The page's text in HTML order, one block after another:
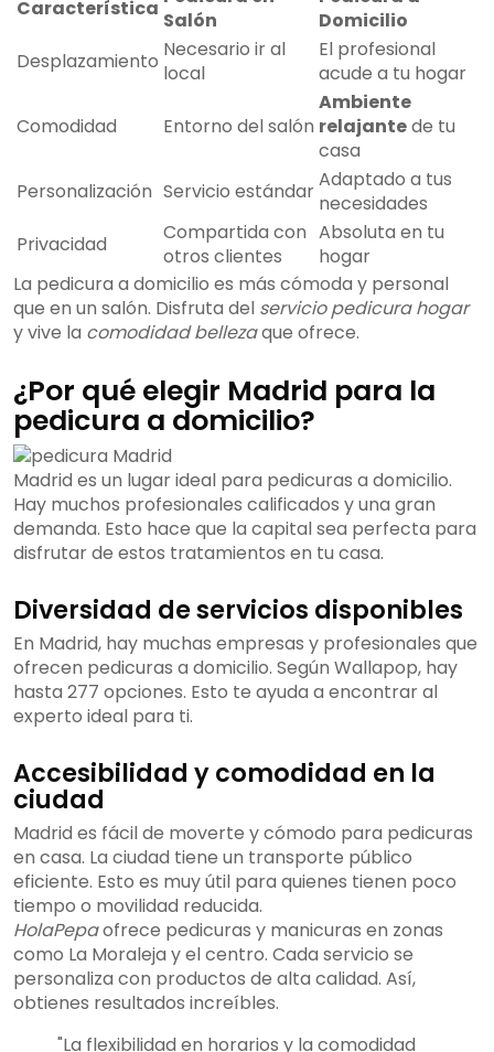
Característica Salón
Domicilio
Desplazamiento Necesario ir al
local
El profesional
acude a tu hogar
Comodidad Entorno del salón
Ambiente
relajantede tu
casa
Personalización Servicio estándarAdaptado a tus
necesidades
Privacidad
Compartida con
otros clientes
Absoluta en tu
hogar
La pedicura a domicilio es más cómoda y personal
que en un salón. Disfruta del servicio pedicura hogar
y vive la comodidad bellezaque ofrece.
¿Por qué elegir Madrid para la
pedicura a domicilio?
Madrid es un lugar ideal para pedicuras a domicilio.
Hay muchos profesionales calificados y una gran
demanda. Esto hace que la capital sea perfecta para
disfrutar de estos tratamientos en tu casa.
Diversidad de servicios disponibles
En Madrid, hay muchas empresas y profesionales que
ofrecen pedicuras a domicilio. Según Wallapop, hay
hasta 277 opciones. Esto te ayuda a encontrar al
experto ideal para ti.
Accesibilidad y comodidad en la
ciudad
Madrid es fácil de moverte y cómodo para pedicuras
en casa. La ciudad tiene un transporte público
eficiente. Esto es muy útil para quienes tienen poco
tiempo o movilidad reducida.
HolaPepaofrece pedicuras y manicuras en zonas
como La Moraleja y el centro. Cada servicio se
personaliza con productos de alta calidad. Así,
obtienes resultados increíbles.
"La flexibilidad en horarios y la comodidad